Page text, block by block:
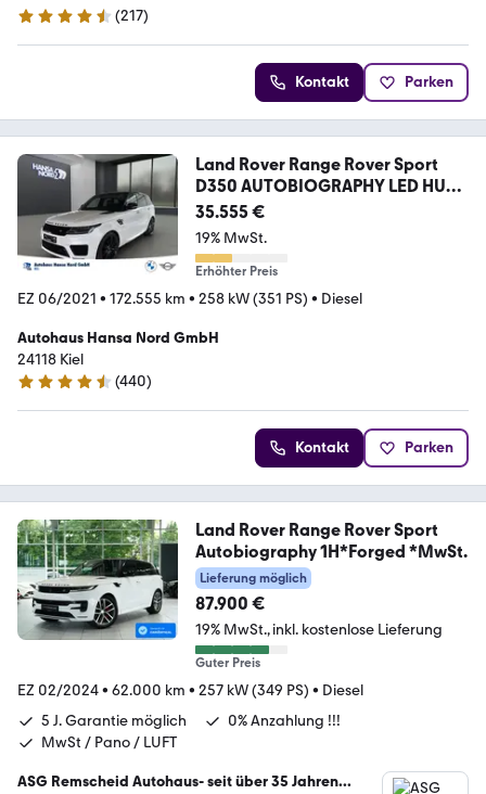
4.7 Sterne
(217)
Kontakt Parken
Land Rover Range Rover Sport
D350 AUTOBIOGRAPHY LED HUD
AHK
35.555 €
19% MwSt.
Erhöhter Preis
EZ 06/2021 • 172.555 km • 258 kW (351 PS) • Diesel
Autohaus Hansa Nord GmbH
24118 Kiel
4.3 Sterne
(440)
Kontakt Parken
Land Rover Range Rover Sport
Autobiography 1H*Forged *MwSt.
Lieferung möglich
87.900 €
19% MwSt. inkl. kostenlose Lieferung
Guter Preis
EZ 02/2024• 62.000 km • 257 kW (349 PS) • Diesel
5 J. Garantie möglich
0% Anzahlung !!!
MwSt / Pano / LUFT
ASG Remscheid Autohaus- seit über 35 Jahren...